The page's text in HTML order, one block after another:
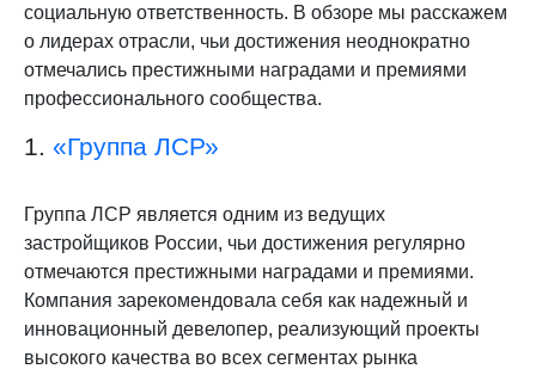
социальную ответственность. В обзоре мы расскажем
о лидерах отрасли, чьи достижения неоднократно
отмечались престижными наградами и премиями
профессионального сообщества.
1. «Группа ЛСР»
Группа ЛСР является одним из ведущих
застройщиков России, чьи достижения регулярно
отмечаются престижными наградами и премиями.
Компания зарекомендовала себя как надежный и
инновационный девелопер, реализующий проекты
высокого качества во всех сегментах рынка